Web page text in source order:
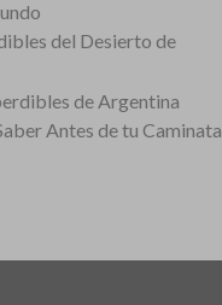
del Desierto de
de Argentina
Antes de tu Caminata